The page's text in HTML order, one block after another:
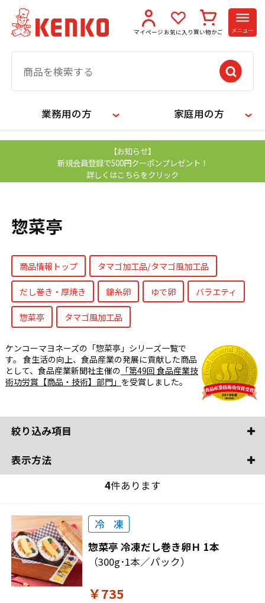
マイページ お気に入り 買い物かご メニュー
業務用の方 家庭用の方
【お知らせ】
新規会員登録で500円クーポンプレゼント！
詳しくはこちらをクリック
惣菜亭
商品情報トップ タマゴ加工品/タマゴ風加工品
だし巻き・厚焼き 錦糸卵 ゆで卵 バラエティ
惣菜亭 タマゴ風加工品
ケンコーマヨネーズの「惣菜亭」シリーズ一覧で
す。 食生活の向上、食品産業の発展に貢献した商品
として、食品産業新聞社主催の 「第49回 食品産業技
術功労賞【商品・技術】部門」 を受賞しました。
絞り込み項目
表示方法
4件あります
惣菜亭 冷凍だし巻き卵Ｈ 1本
（300g･1本／パック）
￥735